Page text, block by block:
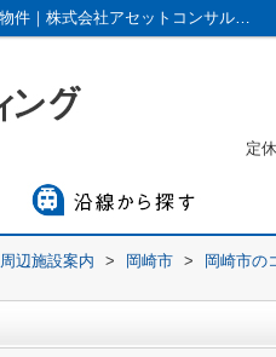
セブンイレブン 岡崎橋目町店周辺の物件一覧｜尾張・三河の賃貸物件｜株式会社アセットコンサルティング
定
周辺施設案内 > 岡崎市 > 岡崎市の